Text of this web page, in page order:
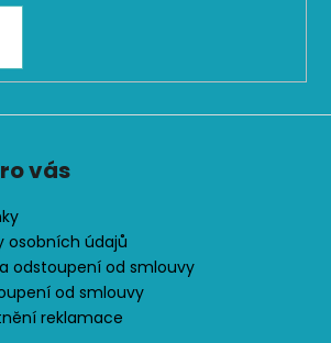
vás
osobních údajů
odstoupení od smlouvy
od smlouvy
reklamace